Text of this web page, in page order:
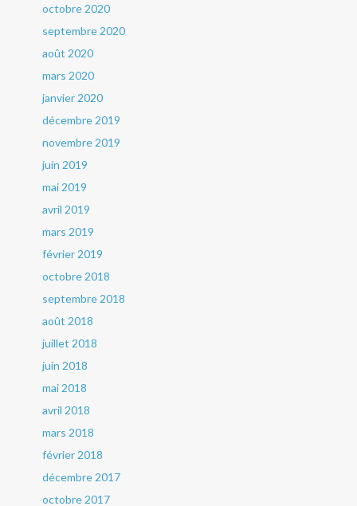
octobre 2020
septembre 2020
août 2020
mars 2020
janvier 2020
décembre 2019
novembre 2019
juin 2019
mai 2019
avril 2019
mars 2019
février 2019
octobre 2018
septembre 2018
août 2018
juillet 2018
juin 2018
mai 2018
avril 2018
mars 2018
février 2018
décembre 2017
octobre 2017